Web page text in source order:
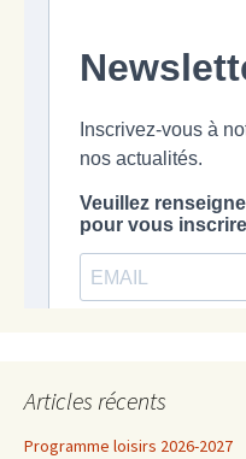
Articles récents
Programme loisirs 2026-2027